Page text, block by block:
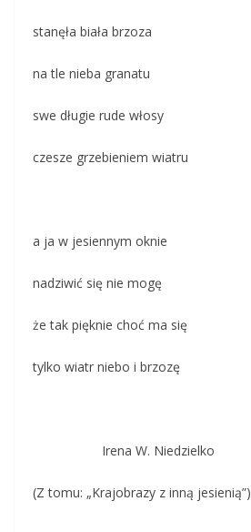
stanęła biała brzoza
na tle nieba granatu
swe długie rude włosy
czesze grzebieniem wiatru
a ja w jesiennym oknie
nadziwić się nie mogę
że tak pięknie choć ma się
tylko wiatr niebo i brzozę
Irena W. Niedzielko
(Z tomu: „Krajobrazy z inną jesienią”)